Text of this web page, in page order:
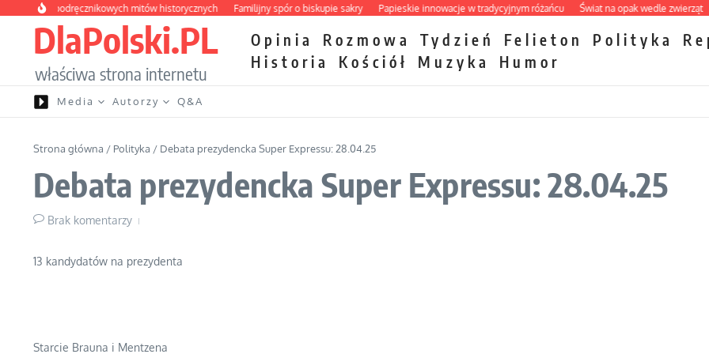
Przejdź do treści
podręcznikowych mitów historycznych Familijny spór o biskupie sakry Papieskie innowacje w tradycyjnym różańcu Świat na opak wedle zwierząt
DlaPolski.PL
właściwa strona internetu
Opinia Rozmowa Tydzień Felieton Polityka
Historia
Kościół Muzyka Humor
Media Autorzy Q&A
Strona główna / Polityka / Debata prezydencka Super Expressu: 28.04.25
Debata prezydencka Super Expressu: 28.04.25
Brak komentarzy
13 kandydatów na prezydenta
Starcie Brauna i Mentzena